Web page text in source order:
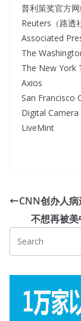
普利策奖官方
Reuters（路透
Associated
The
The New York
Axios
San Francisco
Digital Camera
LiveMint
CNN创办人
不想再被